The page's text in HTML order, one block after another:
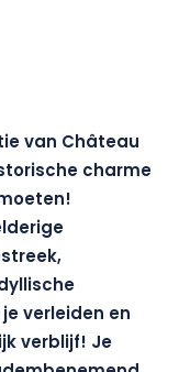
van Château
charme
verleiden en
verblijf! Je